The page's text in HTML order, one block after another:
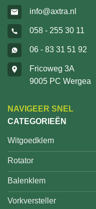
info@axtra.nl
058 - 255 30 11
06 - 83 31 51 92
Fricoweg 3A
9005 PC Wergea
NAVIGEER SNEL
CATEGORIEËN
Witgoedklem
Rotator
Balenklem
Vorkversteller